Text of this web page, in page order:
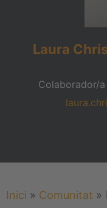
Laura
Colaborador/
Inici » Comunitat »